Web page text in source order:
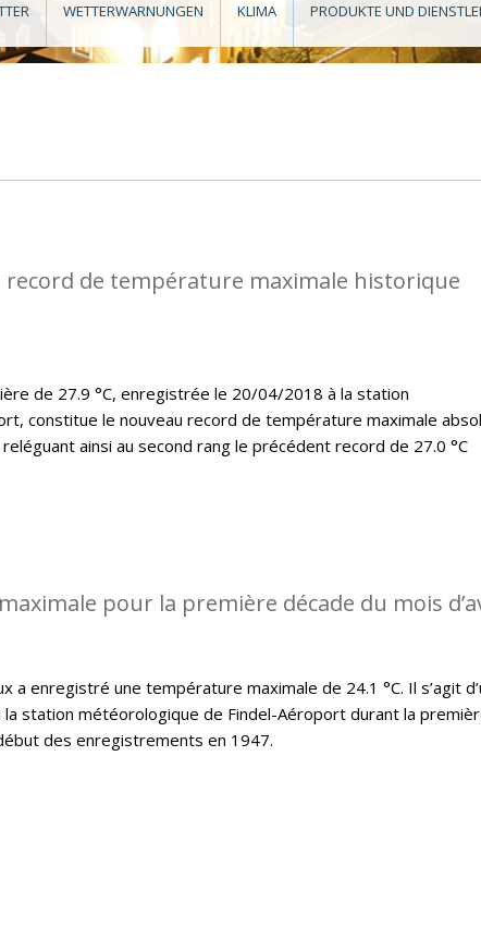
WETTERWARNUNGEN KLIMA PRODUKTE UND
de température maximale historique
de 27.9 °C, enregistrée le 20/04/2018 à la station
constitue le nouveau record de température maximale
ainsi au second rang le précédent record de 27.0 °C
pour la première décade du mois
enregistré une température maximale de 24.1 °C. Il s’agit
station météorologique de Findel-Aéroport durant la
des enregistrements en 1947.